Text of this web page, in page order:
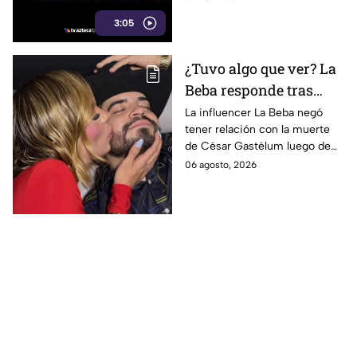
3:05
¿Tuvo algo que ver? La
Beba responde tras
señalamientos por la
muerte de César
Gastélum
La influencer La Beba negó
tener relación con la muerte
de César Gastélum luego de
recibir críticas y
06 agosto, 2026